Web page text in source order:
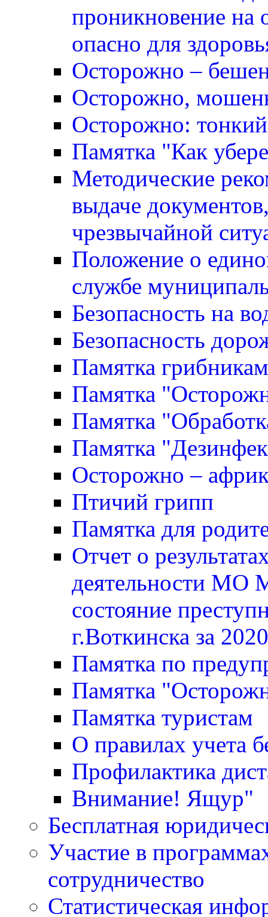
проникновение на
опасно для
Осторожно –
Осторожно,
Осторожно:
Памятка "Как
Методические
выдаче
чрезвычайной
Положение о
службе
Безопасность на
Безопасность
Памятка грибникам
Памятка
Памятка
Памятка
Осторожно –
Птичий грипп
Памятка для
Отчет о
деятельности МО
состояние
г.Воткинска за
Памятка по
Памятка
Памятка туристам
О правилах учета
Профилактика
Внимание! Ящур"
Бесплатная
Участие в
сотрудничество
Статистическая